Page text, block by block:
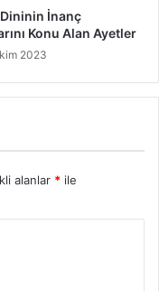
İnanç
Konu Alan Ayetler
2023
alanlar * ile